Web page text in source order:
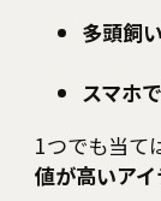
多頭飼
スマホ
1つでも当て
値が高いア